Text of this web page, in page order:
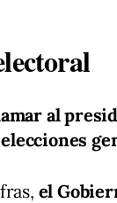
al
el